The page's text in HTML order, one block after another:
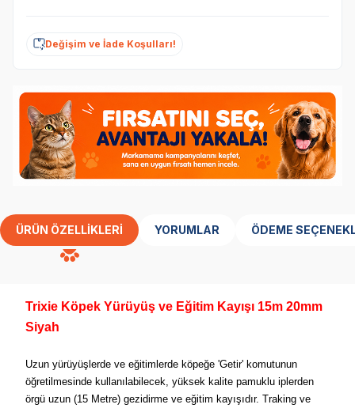
Değişim ve İade Koşulları!
ÜRÜN ÖZELLIKLERI YORUMLAR ÖDEME
Trixie Köpek Yürüyüş ve Eğitim Kayışı 15m 20mm
Siyah
Uzun yürüyüşlerde ve eğitimlerde köpeğe 'Getir' komutunun
öğretilmesinde kullanılabilecek, yüksek kalite pamuklu iplerden
örgü uzun (15 Metre) gezidirme ve eğitim kayışıdır. Traking ve